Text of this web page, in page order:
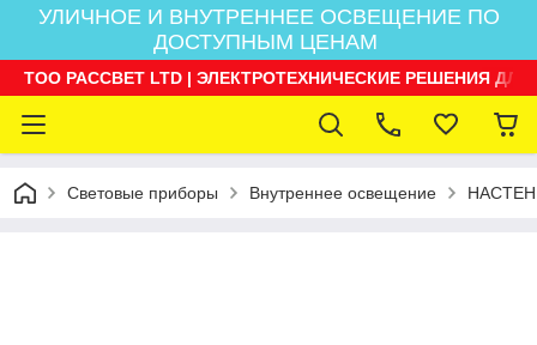
УЛИЧНОЕ И ВНУТРЕННЕЕ ОСВЕЩЕНИЕ ПО
ДОСТУПНЫМ ЦЕНАМ
ТОО РАССВЕТ LTD | ЭЛЕКТРОТЕХНИЧЕСКИЕ РЕШЕНИЯ
Световые приборы Внутреннее освещение